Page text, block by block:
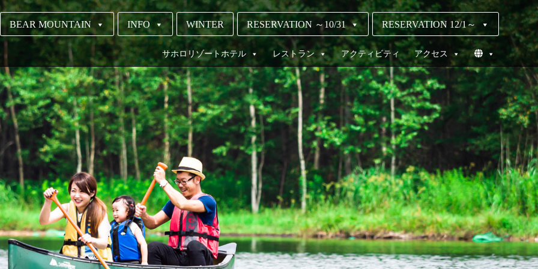
BEAR MOUNTAIN INFO WINTER RESERVATION ～10/31 RESERVATION 12/1～
サホロリゾートホテル レストラン アクティビティ アクセス